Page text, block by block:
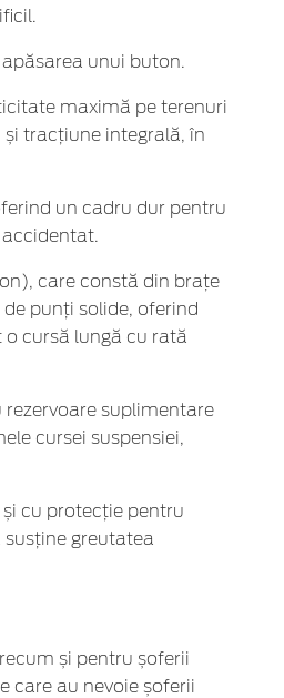
unui buton.
maximă pe terenuri
tracțiune integrală, în
un cadru dur pentru
accidentat.
care constă din brațe
punți solide, oferind
cursă lungă cu rată
suplimentare
cursei suspensiei,
cu protecție pentru
greutatea
și pentru șoferii
care au nevoie șoferii